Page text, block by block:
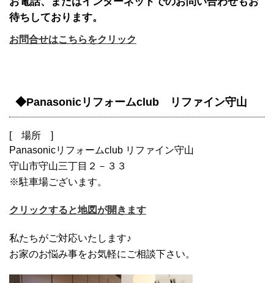
待ちしております。
お問合せはこちらをクリック
◆Panasonicリフォームclub リファイン守山
[ 場所 ]
Panasonicリフォームclub リファイン守山
守山市守山三丁目２－３３
※駐車場ございます。
クリックすると地図が開きます
私たちがご対応いたします♪
お家のお悩み事をお気軽にご相談下さい。